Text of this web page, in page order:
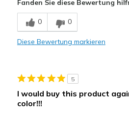
Comfortable
Durable
Casual Wear
Going Out
Fanden Sie diese Bewertung
0 0
Diese Bewertung markieren
5
I would buy this product
color!!!